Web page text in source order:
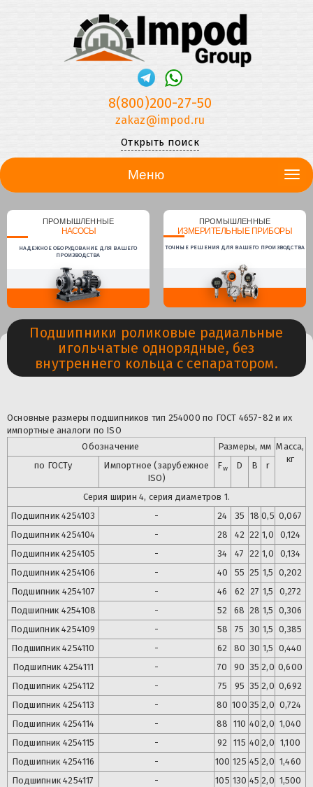
8(800)200-27-50
zakaz@impod.ru
Открыть поиск
Меню
ПРОМЫШЛЕННЫЕ
НАСОСЫ
НАДЕЖНОЕ ОБОРУДОВАНИЕ ДЛЯ ВАШЕГО
ПРОИЗВОДСТВА
ПРОМЫШЛЕННЫЕ
ИЗМЕРИТЕЛЬНЫЕ ПРИБОРЫ
ТОЧНЫЕ РЕШЕНИЯ ДЛЯ ВАШЕГО ПРОИЗВОДСТВА
Подшипники роликовые радиальные
игольчатые однорядные, без
внутреннего кольца с сепаратором.
Основные размеры подшипников тип 254000 по ГОСТ 4657-82 и их
импортные аналоги по ISO
Обозначение
Размеры, мм Масса,
кг
по ГОСТу
Импортное (зарубежное
ISO)
Fw D B r
Серия ширин 4, серия диаметров 1.
Подшипник 4254103
- 24 35 18 0,5 0,067
Подшипник 4254104 - 28 42 22 1,0
0,124
Подшипник 4254105 - 34 47 22 1,0
0,134
Подшипник 4254106 - 40 55 25 1,5 0,202
Подшипник 4254107 - 46 62 27 1,5
0,272
Подшипник 4254108 - 52 68 28 1,5 0,306
Подшипник 4254109 - 58 75 30 1,5 0,385
Подшипник 4254110 - 62 80 30 1,5 0,440
Подшипник 4254111 - 70 90 35 2,0 0,600
Подшипник 4254112 - 75 95 35 2,0 0,692
Подшипник 4254113 - 80 100 35 2,0 0,724
Подшипник 4254114 - 88 110 40 2,0 1,040
Подшипник 4254115 - 92 115 40 2,0 1,100
Подшипник 4254116 - 100 125 45 2,0 1,460
Подшипник 4254117 - 105 130 45 2,0 1,500